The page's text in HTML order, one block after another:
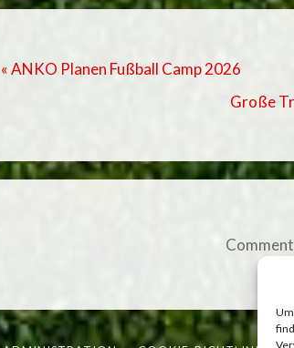
« ANKO Planen Fußball Camp 2026
Große